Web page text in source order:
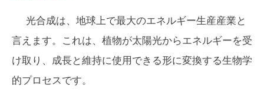
光合成は、地球上で最大のエネルギー生産産業と
言えます。これは、植物が太陽光からエネルギーを受
け取り、成長と維持に使用できる形に変換する生物学
的プロセスです。